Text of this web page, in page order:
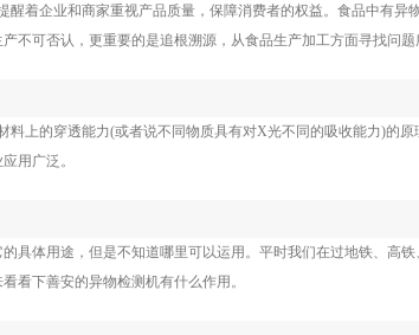
醒着企业和商家重视产品质量，保障消费者的权益。食品中有
不可否认，更重要的是追根溯源，从食品生产加工方面寻找问题
料上的穿透能力(或者说不同物质具有对X光不同的吸收能力)的
用广泛。
具体用途，但是不知道哪里可以运用。平时我们在过地铁、高
看下善安的异物检测机有什么作用。